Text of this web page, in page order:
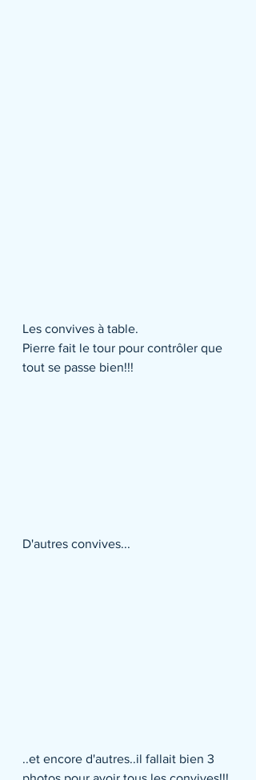
Les convives à table.
Pierre fait le tour pour contrôler que
tout se passe bien!!!
D'autres convives...
..et encore d'autres..il fallait bien 3